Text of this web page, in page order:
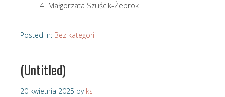
Małgorzata Szuścik-Żebrok
Posted in: Bez kategorii
(Untitled)
20 kwietnia 2025 by ks